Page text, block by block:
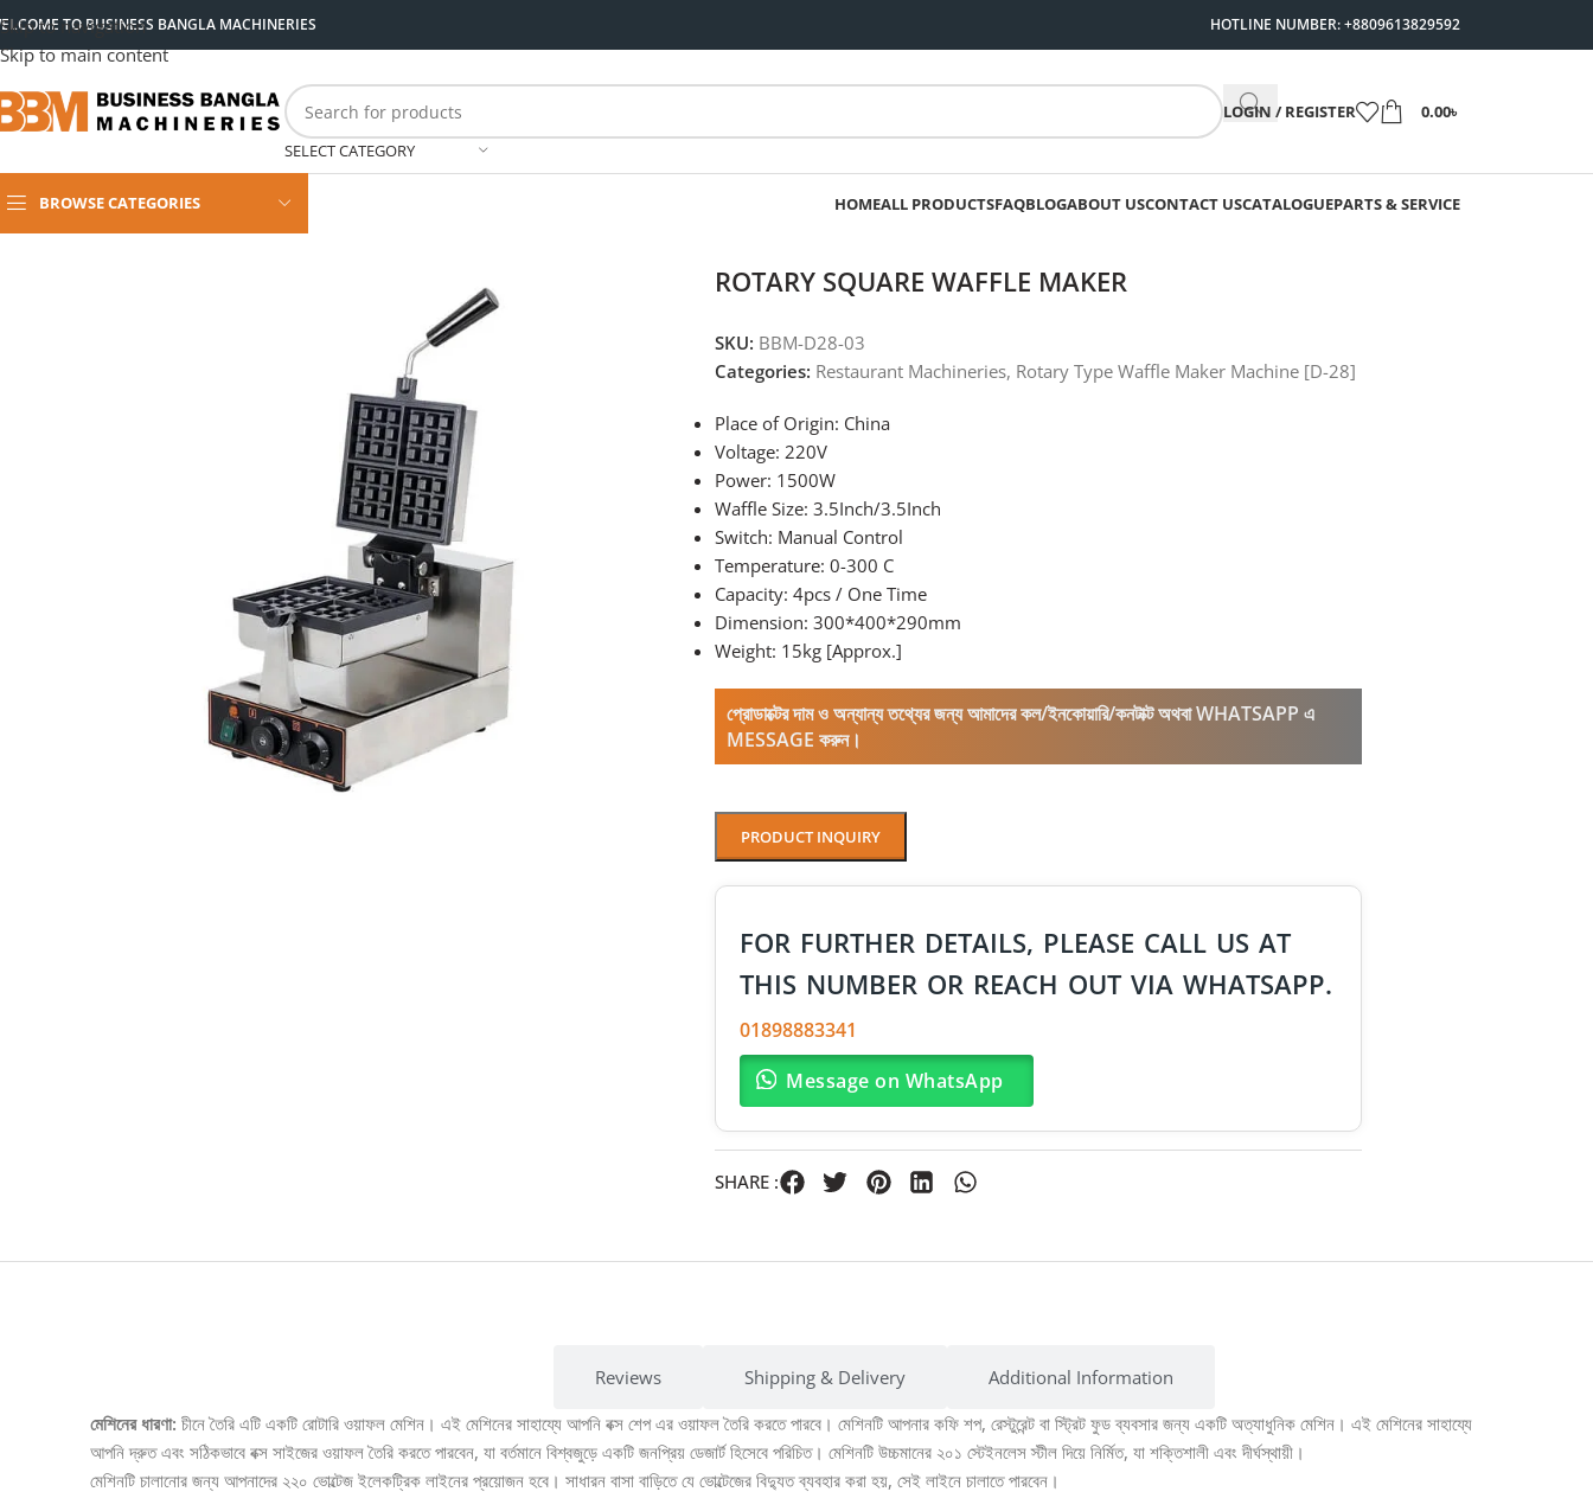
Skip to navigation
Skip to main content
TO BUSINESS BANGLA MACHINERIES HOTLINE NUMBER: +8809613829592
SELECT CATEGORY
LOGIN / REGISTER 0.00৳
BROWSE CATEGORIES HOMEALL PRODUCTSFAQBLOGABOUT USCONTACT USCATALOGUEPARTS & SERVICE
ROTARY SQUARE WAFFLE MAKER
SKU: BBM-D28-03
Categories: Restaurant Machineries, Rotary Type Waffle Maker Machine [D-28]
Place of Origin: China
Voltage: 220V
Power: 1500W
​​Waffle Size: 3.5Inch/3.5Inch
Switch: Manual Control
Temperature: 0-300 C
Capacity: 4pcs / One Time
Dimension: 300*400*290mm
Weight: 15kg [Approx.]
প্রোডাক্টের দাম ও অন্যান্য তথ্যের জন্য আমাদের কল/ইনকোয়ারি/কনটাক্ট অথবা WHATSAPP এ
MESSAGE করুন।
PRODUCT INQUIRY
FOR FURTHER DETAILS, PLEASE CALL US AT
THIS NUMBER OR REACH OUT VIA WHATSAPP.
01898883341
Message on WhatsApp
SHARE :
Reviews Shipping & Delivery
Additional Information
মেশিনের ধারণা: চীনে তৈরি এটি একটি রোটারি ওয়াফল মেশিন। এই মেশিনের সাহায্যে আপনি বক্স শেপ এর ওয়াফল তৈরি করতে পারবে। মেশিনটি আপনার কফি শপ, রেস্টুরেন্ট বা স্ট্রিট ফুড ব্যবসার জন্য একটি অত্যাধুনিক মেশিন। এই মেশিনের সাহায্যে
আপনি দ্রুত এবং সঠিকভাবে বক্স সাইজের ওয়াফল তৈরি করতে পারবেন, যা বর্তমানে বিশ্বজুড়ে একটি জনপ্রিয় ডেজার্ট হিসেবে পরিচিত। মেশিনটি উচ্চমানের ২০১ স্টেইনলেস স্টীল দিয়ে নির্মিত, যা শক্তিশালী এবং দীর্ঘস্থায়ী।
মেশিনটি চালানোর জন্য আপনাদের ২২০ ভোল্টেজ ইলেকট্রিক লাইনের প্রয়োজন হবে। সাধারন বাসা বাড়িতে যে ভোল্টেজের বিদ্যুত ব্যবহার করা হয়, সেই লাইনে চালাতে পারবেন।